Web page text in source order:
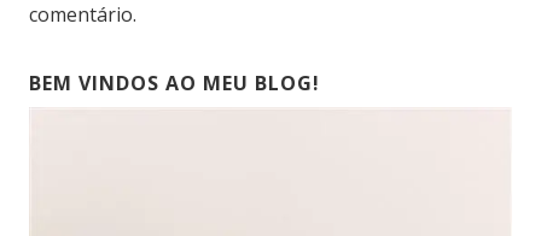
comentário.
BEM VINDOS AO MEU BLOG!